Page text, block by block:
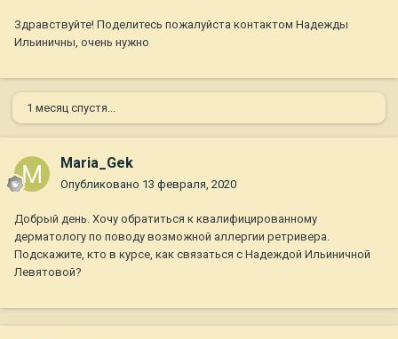
Здравствуйте! Поделитесь пожалуйста контактом Надежды
Ильиничны, очень нужно
1 месяц спустя...
Maria_Gek
Опубликовано 13 февраля, 2020
Добрый день. Хочу обратиться к квалифицированному
дерматологу по поводу возможной аллергии ретривера.
Подскажите, кто в курсе, как связаться с Надеждой Ильиничной
Левятовой?